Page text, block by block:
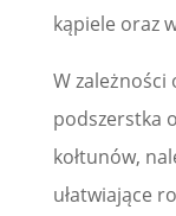
kąpiele oraz
W zależności
podszerstka
kołtunów,
ułatwiające